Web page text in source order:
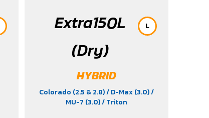
Extra150L
(Dry)
HYBRID
Colorado (2.5 & 2.8)/ D-Max (3.0)/
MU-7 (3.0)/ Triton
L